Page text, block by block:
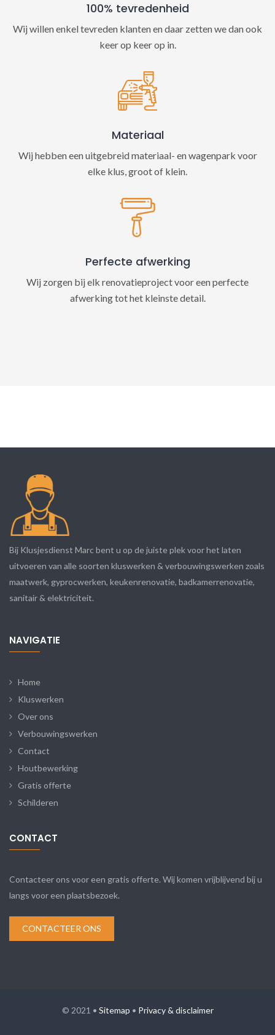
100% tevredenheid
Wij willen enkel tevreden klanten en daar zetten we dan ook
keer op keer op in.
Materiaal
Wij hebben een uitgebreid materiaal- en wagenpark voor
elke klus, groot of klein.
Perfecte afwerking
Wij zorgen bij elk renovatieproject voor een perfecte
afwerking tot het kleinste detail.
Bij Klusjesdienst Marc bent u op de juiste plek voor het laten
uitvoeren van alle soorten kluswerken & verbouwingswerken zoals
maatwerk, gyprocwerken, keukenrenovatie, badkamerrenovatie,
sanitair & elektriciteit.
NAVIGATIE
Home
Kluswerken
Over ons
Verbouwingswerken
Contact
Houtbewerking
Gratis offerte
Schilderen
CONTACT
Contacteer ons voor een gratis offerte. Wij komen vrijblijvend bij u
langs voor een plaatsbezoek.
CONTACTEER ONS
© 2021 • Sitemap • Privacy & disclaimer